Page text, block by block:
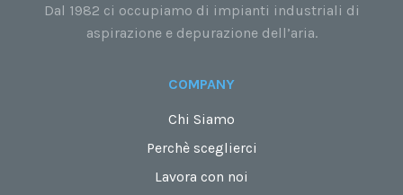
Dal 1982 ci occupiamo di impianti industriali di
aspirazione e depurazione dell’aria.
COMPANY
Chi Siamo
Perchè sceglierci
Lavora con noi